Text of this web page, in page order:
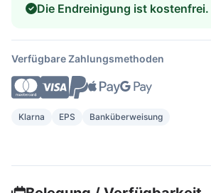
Die Endreinigung ist kostenfrei.
Verfügbare Zahlungsmethoden
Klarna EPS Banküberweisung